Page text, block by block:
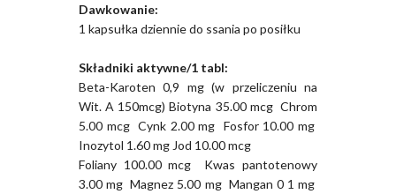
Dawkowanie:
1 kapsułka dziennie do ssania po posiłku
Składniki aktywne/1 tabl:
Beta-Karoten 0,9 mg (w przeliczeniu na
Wit. A 150mcg) Biotyna 35.00 mcg Chrom
5.00 mcg Cynk 2.00 mg Fosfor 10.00 mg
Inozytol 1.60 mg Jod 10.00 mcg
Foliany 100.00 mcg Kwas pantotenowy
3.00 mg Magnez 5.00 mg Mangan 0 1 mg